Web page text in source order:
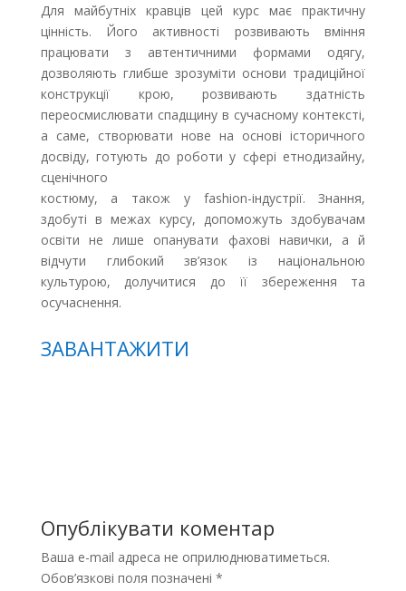
Для майбутніх кравців цей курс має практичну
цінність. Його активності розвивають вміння
працювати з автентичними формами одягу,
дозволяють глибше зрозуміти основи традиційної
конструкції крою, розвивають здатність
переосмислювати спадщину в сучасному контексті,
а саме, створювати нове на основі історичного
досвіду, готують до роботи у сфері етнодизайну,
сценічного
костюму, а також у fashion-індустрії. Знання,
здобуті в межах курсу, допоможуть здобувачам
освіти не лише опанувати фахові навички, а й
відчути глибокий зв’язок із національною
культурою, долучитися до її збереження та
осучаснення.
ЗАВАНТАЖИТИ
Опублікувати коментар
Ваша e-mail адреса не оприлюднюватиметься.
Обов’язкові поля позначені *